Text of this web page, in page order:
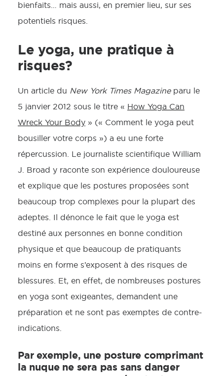
bienfaits… mais aussi, en premier lieu, sur ses
potentiels risques.
Le yoga, une pratique à
risques?
Un article du New York Times Magazineparu le
5 janvier 2012 sous le titre « How Yoga Can
Wreck Your Body » (« Comment le yoga peut
bousiller votre corps ») a eu une forte
répercussion. Le journaliste scientifique William
J. Broad y raconte son expérience douloureuse
et explique que les postures proposées sont
beaucoup trop complexes pour la plupart des
adeptes. Il dénonce le fait que le yoga est
destiné aux personnes en bonne condition
physique et que beaucoup de pratiquants
moins en forme s’exposent à des risques de
blessures. Et, en effet, de nombreuses postures
en yoga sont exigeantes, demandent une
préparation et ne sont pas exemptes de contre-
indications.
Par exemple, une posture comprimant
la nuque ne sera pas sans danger